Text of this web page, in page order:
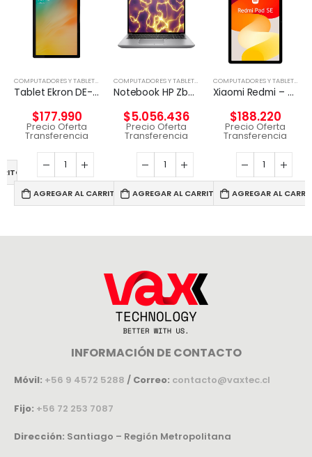
NOTEBOOK
COMPUTADORES Y TABLETS TABLETA
Tablet Ekron DE-T616 10.5″ 128GB 4GB RAM 4GLTE
$177.990
Precio Oferta
Transferencia
AGREGAR AL CARRITO
COMPUTADORES Y TABLETS, NOTEBOOK
Notebook HP Zbook Fury 16 G11 i9-14900HX A4000 12G
$5.056.436
Precio Oferta
Transferencia
AGREGAR AL CARRITO
COMPUTADORES Y TABLETS,
Xiaomi Redmi – Pad SE – Android 12 – Helio G99
$188.220
Precio Oferta
Transferencia
AGREGAR AL
INFORMACIÓN DE CONTACTO
Móvil: +56 9 4572 5288 / Correo: contacto@vaxtec.cl
Fijo: +56 72 253 7087
Dirección: Santiago – Región Metropolitana